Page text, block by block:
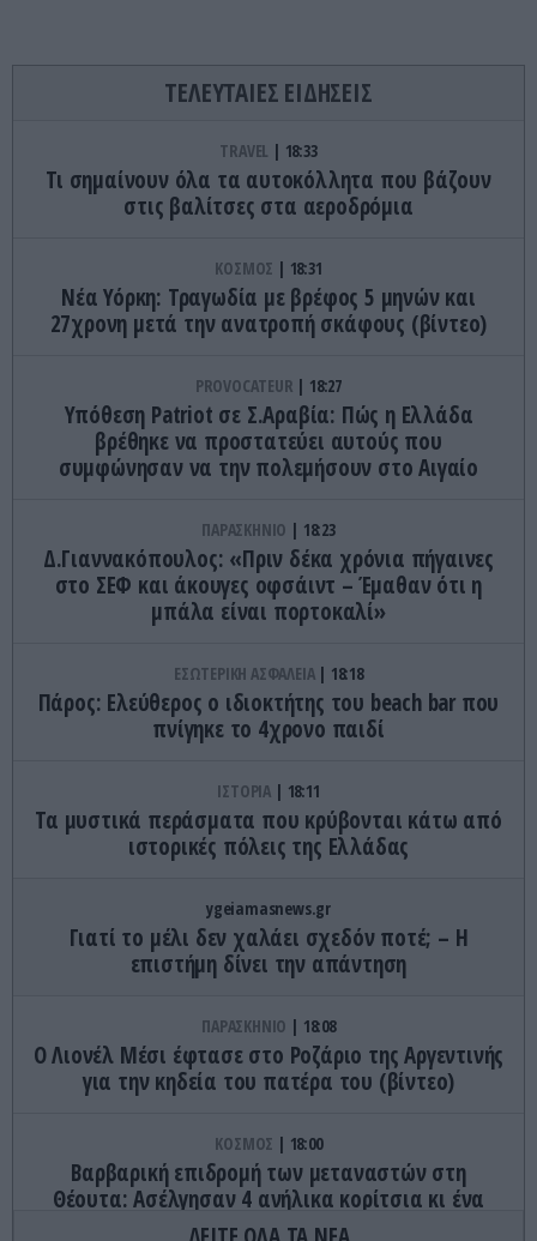
ΤΕΛΕΥΤΑΙΕΣ ΕΙΔΗΣΕΙΣ
TRAVEL 18:33
Τι σημαίνουν όλα τα αυτοκόλλητα που βάζουν
στις βαλίτσες στα αεροδρόμια
ΚΟΣΜΟΣ 18:31
Νέα Υόρκη: Τραγωδία με βρέφος 5 μηνών και
27χρονη μετά την ανατροπή σκάφους (βίντεο)
PROVOCATEUR 18:27
Υπόθεση Patriot σε Σ.Αραβία: Πώς η Ελλάδα
βρέθηκε να προστατεύει αυτούς που
συμφώνησαν να την πολεμήσουν στο Αιγαίο
ΠΑΡΑΣΚΗΝΙΟ 18:23
Δ.Γιαννακόπουλος: «Πριν δέκα χρόνια πήγαινες
στο ΣΕΦ και άκουγες οφσάιντ – Έμαθαν ότι η
μπάλα είναι πορτοκαλί»
ΕΣΩΤΕΡΙΚΗ ΑΣΦΑΛΕΙΑ 18:18
Πάρος: Ελεύθερος ο ιδιοκτήτης του beach bar που
πνίγηκε το 4χρονο παιδί
ΙΣΤΟΡΙΑ 18:11
Τα μυστικά περάσματα που κρύβονται κάτω από
ιστορικές πόλεις της Ελλάδας
ygeiamasnews.gr
Γιατί το μέλι δεν χαλάει σχεδόν ποτέ; – Η
επιστήμη δίνει την απάντηση
ΠΑΡΑΣΚΗΝΙΟ 18:08
Ο Λιονέλ Μέσι έφτασε στο Ροζάριο της Αργεντινής
για την κηδεία του πατέρα του (βίντεο)
ΚΟΣΜΟΣ 18:00
Βαρβαρική επιδρομή των μεταναστών στη
Θέουτα: Ασέλγησαν 4 ανήλικα κορίτσια κι ένα
αγόρι – Τι φοβούνται οι γιατροί